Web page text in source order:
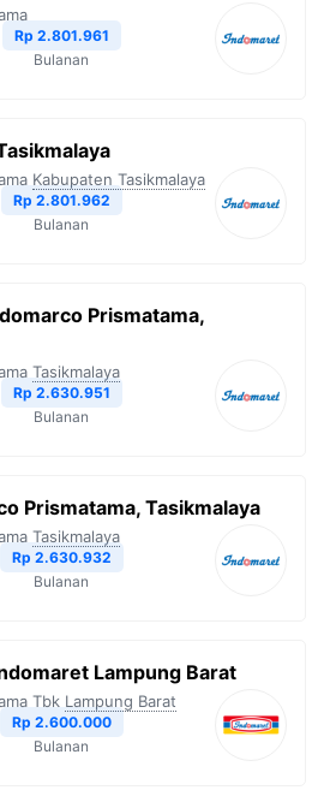
Rp 2.801.961
Bulanan
Kabupaten Tasikmalaya
Rp 2.801.962
Bulanan
Prismatama,
Tasikmalaya
Rp 2.630.951
Bulanan
Prismatama, Tasikmalaya
Tasikmalaya
Rp 2.630.932
Bulanan
Lampung Barat
Tbk Lampung Barat
Rp 2.600.000
Bulanan